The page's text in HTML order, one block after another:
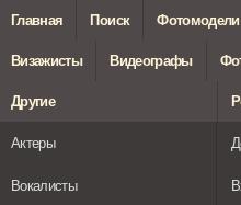
Главная Поиск Фотомодели
Визажисты Видеографы
Другие
Актеры
Вокалисты